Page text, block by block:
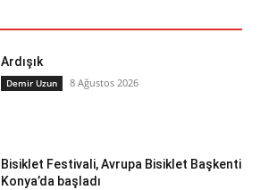
Ardışık
Demir Uzun 8 Ağustos 2026
Bisiklet Festivali, Avrupa Bisiklet Başkenti
Konya’da başladı